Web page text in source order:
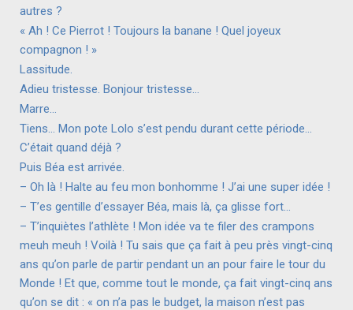
autres ?
« Ah ! Ce Pierrot ! Toujours la banane ! Quel joyeux
compagnon ! »
Lassitude.
Adieu tristesse. Bonjour tristesse…
Marre…
Tiens… Mon pote Lolo s’est pendu durant cette période…
C’était quand déjà ?
Puis Béa est arrivée.
– Oh là ! Halte au feu mon bonhomme ! J’ai une super idée !
– T’es gentille d’essayer Béa, mais là, ça glisse fort…
– T’inquiètes l’athlète ! Mon idée va te filer des crampons
meuh meuh ! Voilà ! Tu sais que ça fait à peu près vingt-cinq
ans qu’on parle de partir pendant un an pour faire le tour du
Monde ! Et que, comme tout le monde, ça fait vingt-cinq ans
qu’on se dit : « on n’a pas le budget, la maison n’est pas